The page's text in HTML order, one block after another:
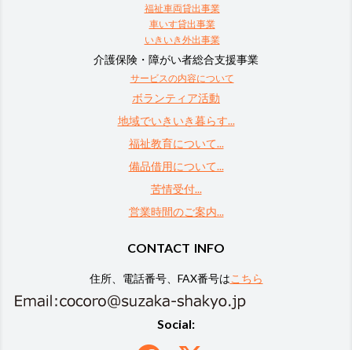
福祉車両貸出事業
車いす貸出事業
いきいき外出事業
介護保険・障がい者総合支援事業
サービスの内容について
ボランティア活動
地域でいきいき暮らす...
福祉教育について...
備品借用について...
苦情受付...
営業時間のご案内...
CONTACT INFO
住所、電話番号、FAX番号はこちら
Social: